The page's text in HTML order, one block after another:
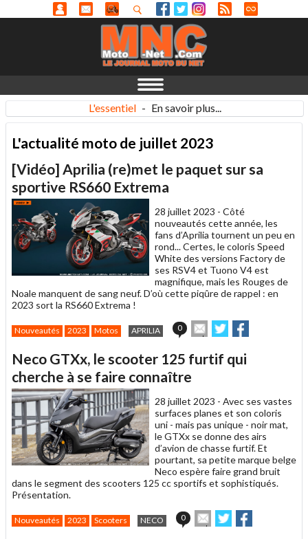
L'essentiel - En savoir plus...
L'actualité moto de juillet 2023
[Vidéo] Aprilia (re)met le paquet sur sa
sportive RS660 Extrema
28 juillet 2023 - Côté
nouveautés cette année, les
fans d’Aprilia tournent un peu en
rond... Certes, le coloris Speed
White des versions Factory de
ses RSV4 et Tuono V4 est
magnifique, mais les Rouges de
Noale manquent de sang neuf. D’où cette piqûre de rappel : en
2023 sort la RS660 Extrema !
Nouveautés 2023 Motos APRILIA 0
Envoyer
cet
à
Partager
sur sur
Neco GTXx, le scooter 125 furtif qui
cherche à se faire connaître
28 juillet 2023 - Avec ses vastes
surfaces planes et son coloris
uni - mais pas unique - noir mat,
le GTXx se donne des airs
d’avion de chasse furtif. Et
pourtant, sa petite marque belge
Neco espère faire grand bruit
dans le segment des scooters 125 cc sportifs et sophistiqués.
Présentation.
Nouveautés 2023 Scooters NECO 0
Envoyer
cet
Partager
sur sur